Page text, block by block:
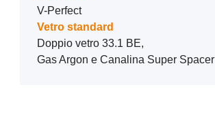
V-Perfect
Vetro standard
Doppio vetro 33.1 BE,
Gas Argon e Canalina Super Spacer